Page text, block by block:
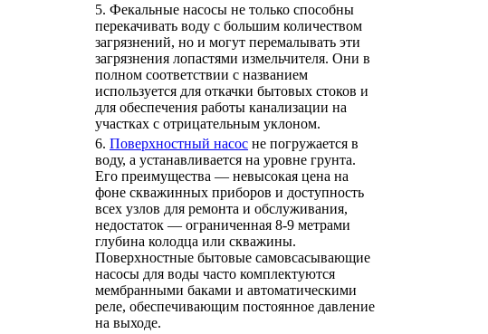
5. Фекальные насосы не только способны
перекачивать воду с большим количеством
загрязнений, но и могут перемалывать эти
загрязнения лопастями измельчителя. Они в
полном соответствии с названием
используется для откачки бытовых стоков и
для обеспечения работы канализации на
участках с отрицательным уклоном.
6. Поверхностный насос не погружается в
воду, а устанавливается на уровне грунта.
Его преимущества — невысокая цена на
фоне скважинных приборов и доступность
всех узлов для ремонта и обслуживания,
недостаток — ограниченная 8-9 метрами
глубина колодца или скважины.
Поверхностные бытовые самовсасывающие
насосы для воды часто комплектуются
мембранными баками и автоматическими
реле, обеспечивающим постоянное давление
на выходе.